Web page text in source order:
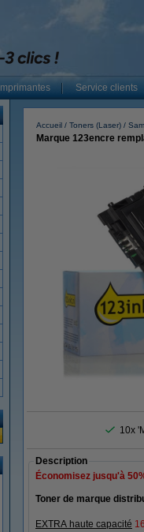
Imprimantes Service clients
Accueil Toners (Laser)
Marque 123encre
10x
Description
Économisez jusqu'à
Toner de marque
EXTRA haute capacité